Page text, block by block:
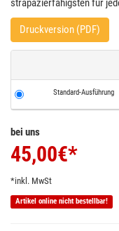
Druckversion (PDF)
Standard-Ausführung
bei uns
45,00€*
*inkl. MwSt
Artikel online nicht bestellbar!